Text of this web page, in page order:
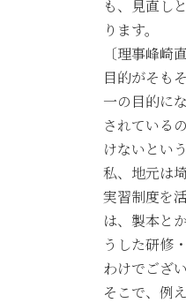
も、見直し
ります。
〔理事峰崎
目的がそも
一の目的に
されている
けないとい
私、地元は
実習制度を
は、製本と
うした研修
わけでござ
そこで、例